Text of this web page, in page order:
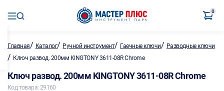
0
Главная/ Каталог/ Ручной инструмент/ Гаечные ключи/ Разводные ключи
/ Ключ развод. 200мм KINGTONY 3611-08R Chrome
Ключ развод. 200мм KINGTONY 3611-08R Chrome
Код товара: 29160